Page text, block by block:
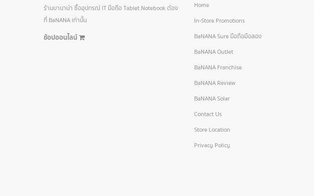
ร้านบานาน่า ซื้ออุปกรณ์ IT มือถือ Tablet Notebook ต้อง
ที่ BaNANA เท่านั้น
ช้อปออนไลน์
Home
In-Store Promotions
BaNANA Sure มือถือมือสอง
BaNANA Outlet
BaNANA Franchise
BaNANA Review
BaNANA Solar
Contact Us
Store Location
Privacy Policy